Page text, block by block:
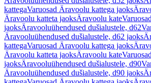
kattegaVaruosad Äravoolu kattega jaoks
Äravoolu katteta jaoksÄravoolu kate
jaoksÄravooluühendused dušialustele, d62
Äravooluühendused dušialustele, d62 jaoks
kattegaVaruosad Äravoolu kattega jaoks
Äravoolu katteta jaoksÄravoolu kate
jaoksÄravooluühendused dušialustele, d90
Äravooluühendused dušialustele, d90 jaoks